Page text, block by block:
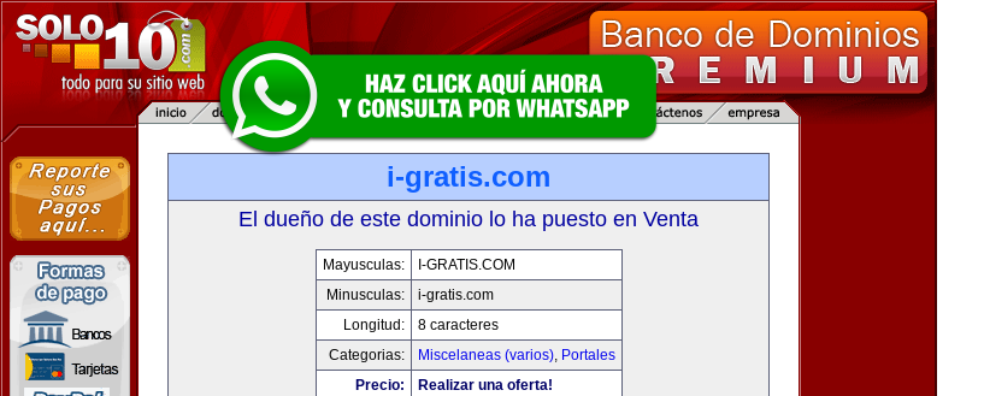
i-gratis.com
El dueño de este dominio lo ha puesto en Venta
Mayusculas:
I-GRATIS.COM
Minusculas:
i-gratis.com
Longitud:
8 caracteres
Categorias:
Miscelaneas (varios), Portales
Precio:
Realizar una oferta!